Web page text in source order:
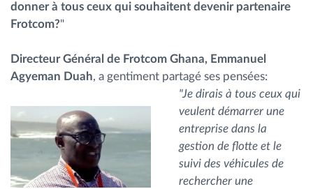
donner à tous ceux qui souhaitent devenir partenaire
Frotcom?"
Directeur Général de Frotcom Ghana, Emmanuel
Agyeman Duah, a gentiment partagé ses pensées:
"Je dirais à tous ceux qui
veulent démarrer une
entreprise dans la
gestion de flotte et le
suivi des véhicules de
rechercher une